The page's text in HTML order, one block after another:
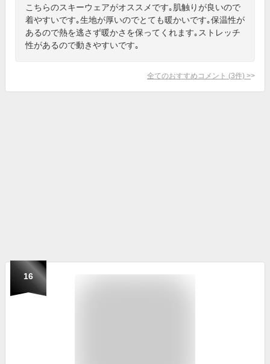
こちらのスキーウェアがオススメです｡肌触りが良いので
着やすいです｡生地が厚いのでとても暖かいです｡保温性が
あるので熱を逃さず暖かさを保ってくれます｡ストレッチ
性があるので動きやすいです｡
全てのおすすめコメント (3件) >
16